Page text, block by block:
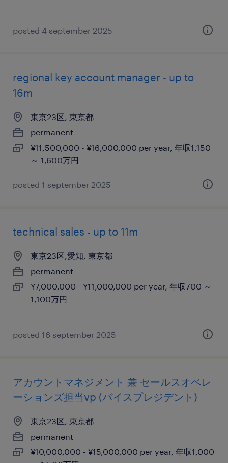
posted 4 september 2025
regional key account manager - up to
16m
東京23区, 東京都
permanent
¥11,500,000 - ¥16,000,000 per year, 年収1,150
～ 1,600万円
posted 1 september 2025
technical sales - up to 11m
東京23区,愛知, 東京都
permanent
¥7,000,000 - ¥11,000,000 per year, 年収700 ～
1,100万円
posted 16 september 2025
アカウントマネジメント 兼 セールスオペレ
ーションズ担当vp (バイスプレジデント)
東京23区, 東京都
permanent
¥10,000,000 - ¥15,000,000 per year, 年収1,000